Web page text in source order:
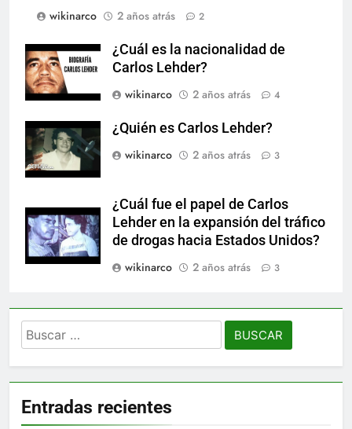
wikinarco
2 años atrás 2
¿Cuál es la nacionalidad de
Carlos Lehder?
wikinarco
2 años atrás 4
¿Quién es Carlos Lehder?
wikinarco
2 años atrás 3
¿Cuál fue el papel de Carlos
Lehder en la expansión del tráfico
de drogas hacia Estados Unidos?
wikinarco
2 años atrás 3
Buscar:
Entradas recientes